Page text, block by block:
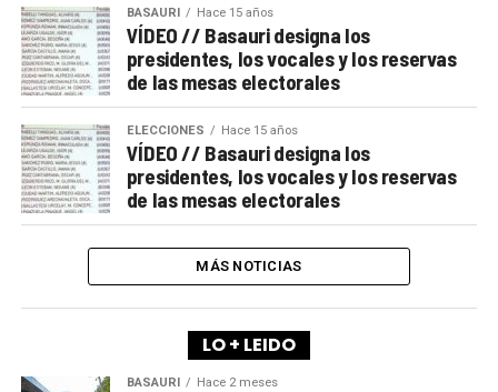
BASAURI Hace 15 años
VÍDEO // Basauri designa los
presidentes, los vocales y los reservas
de las mesas electorales
ELECCIONES Hace 15 años
VÍDEO // Basauri designa los
presidentes, los vocales y los reservas
de las mesas electorales
MÁS NOTICIAS
LO + LEIDO
BASAURI Hace 2 meses